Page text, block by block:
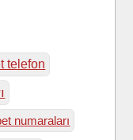
telefon
numaraları